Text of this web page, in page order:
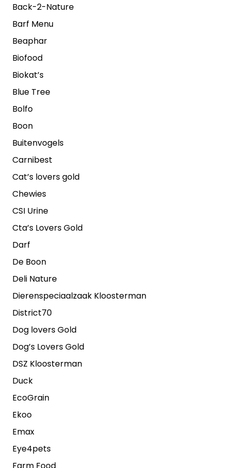
Back-2-Nature
Barf Menu
Beaphar
Biofood
Biokat’s
Blue Tree
Bolfo
Boon
Buitenvogels
Carnibest
Cat’s lovers gold
Chewies
CSI Urine
Cta’s Lovers Gold
Darf
De Boon
Deli Nature
Dierenspeciaalzaak Kloosterman
District70
Dog lovers Gold
Dog’s Lovers Gold
DSZ Kloosterman
Duck
EcoGrain
Ekoo
Emax
Eye4pets
Farm Food